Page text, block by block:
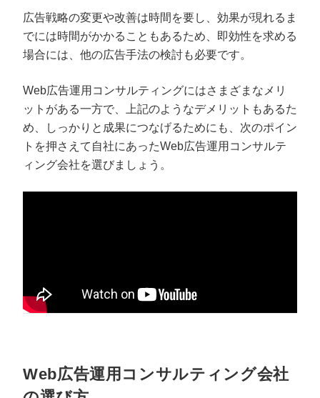
広告戦略の変更や改善は時間を要し、効果が現れるま
でには時間がかかることもあるため、即効性を求める
場合には、他の広告手法の検討も必要です。
Web広告運用コンサルティングにはさまざまなメリ
ットがある一方で、上記のようなデメリットもあるた
め、しっかりと成果につなげるためにも、次のポイン
トを押さえて自社にあったWeb広告運用コンサルテ
ィング会社を選びましょう。
Web広告運用コンサルティング会社